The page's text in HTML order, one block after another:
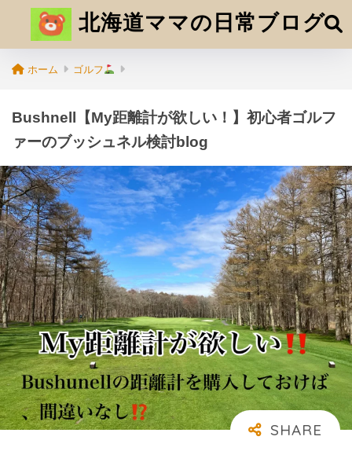
北海道ママの日常ブログ
ホーム ゴルフ
Bushnell【My距離計が欲しい！】初心者ゴルフ
ァーのブッシュネル検討blog